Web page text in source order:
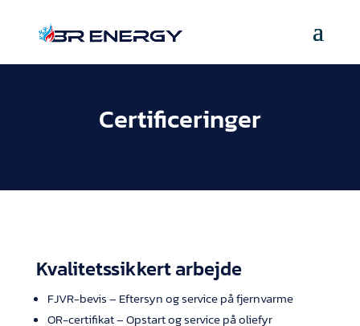
Certificeringer
Kvalitetssikkert arbejde
FJVR-bevis – Eftersyn og service på fjernvarme
OR-certifikat – Opstart og service på oliefyr